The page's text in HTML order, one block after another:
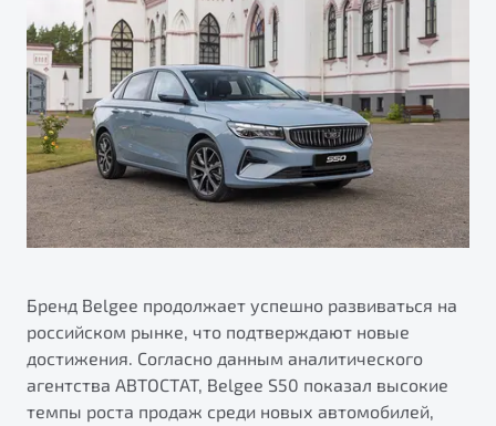
Яркий кроссовер
от 2 219 990 ₽*
Обзор В наличии
S50
Автокредит
Трейд-ин
Страхование
Расчет КАСКО
ПОДДЕРЖКА
Гарантия Belgee
Belgee Линк
Belgee Клуб
Belgee Плюс
Реферальная программа
Помощь на дорогах
О дилерском центре
Правовая информация
Бренд Belgee продолжает успешно развиваться на
российском рынке, что подтверждают новые
достижения. Согласно данным аналитического
агентства АВТОСТАТ, Belgee S50 показал высокие
темпы роста продаж среди новых автомобилей,